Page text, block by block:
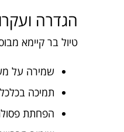
הגדרה
טיול בר קיימא
שמירה על
תמיכה
הפחתת